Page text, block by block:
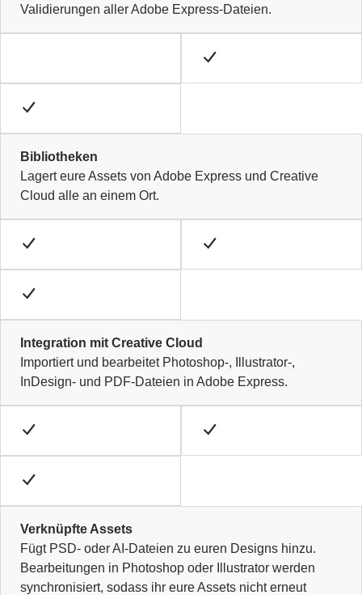
Validierungen aller Adobe Express-Dateien.
Bibliotheken
Lagert eure Assets von Adobe Express und Creative
Cloud alle an einem Ort.
Integration mit Creative Cloud
Importiert und bearbeitet Photoshop-, Illustrator-,
InDesign- und PDF-Dateien in Adobe Express.
Verknüpfte Assets
Fügt PSD- oder AI-Dateien zu euren Designs hinzu.
Bearbeitungen in Photoshop oder Illustrator werden
synchronisiert, sodass ihr eure Assets nicht erneut